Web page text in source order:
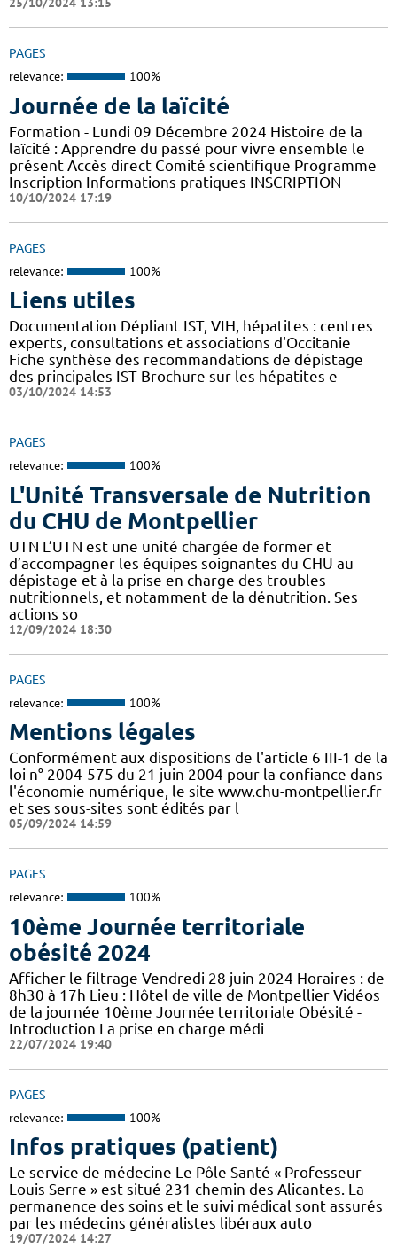
PAGES
relevance: 100%
Journée de la laïcité
Formation - Lundi 09 Décembre 2024 Histoire de la
laïcité : Apprendre du passé pour vivre ensemble le
présent Accès direct Comité scientifique Programme
Inscription Informations pratiques ​INSCRIPTION
10/10/2024 17:19
PAGES
relevance: 100%
Liens utiles
Documentation Dépliant IST, VIH, hépatites : centres
experts, consultations et associations d'Occitanie
Fiche synthèse des recommandations de dépistage
des principales IST Brochure sur les hépatites e
03/10/2024 14:53
PAGES
relevance: 100%
L'Unité Transversale de Nutrition
du CHU de Montpellier
UTN L’UTN est une unité chargée de former et
d’accompagner les équipes soignantes du CHU au
dépistage et à la prise en charge des troubles
nutritionnels, et notamment de la dénutrition. Ses
actions so
12/09/2024 18:30
PAGES
relevance: 100%
Mentions légales
Conformément aux dispositions de l'article 6 III-1 de la
loi n° 2004-575 du 21 juin 2004 pour la confiance dans
l'économie numérique, le site www.chu-montpellier.fr
et ses sous-sites sont édités par l
05/09/2024 14:59
PAGES
relevance: 100%
10ème Journée territoriale
obésité 2024
Afficher le filtrage Vendredi 28 juin 2024 Horaires : de
8h30 à 17h Lieu : Hôtel de ville de Montpellier Vidéos
de la journée 10ème Journée territoriale Obésité -
Introduction La prise en charge médi
22/07/2024 19:40
PAGES
relevance: 100%
Infos pratiques (patient)
Le service de médecine Le Pôle Santé « Professeur
Louis Serre » est situé 231 chemin des Alicantes. La
permanence des soins et le suivi médical sont assurés
par les médecins généralistes libéraux auto
19/07/2024 14:27